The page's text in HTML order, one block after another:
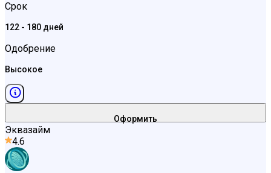
Срок
122 - 180 дней
Одобрение
Высокое
Оформить
Эквазайм
4.6